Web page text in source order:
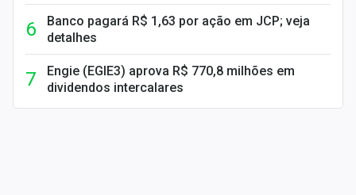
Banco pagará R$ 1,63 por ação em JCP; veja
detalhes
Engie (EGIE3) aprova R$ 770,8 milhões em
dividendos intercalares